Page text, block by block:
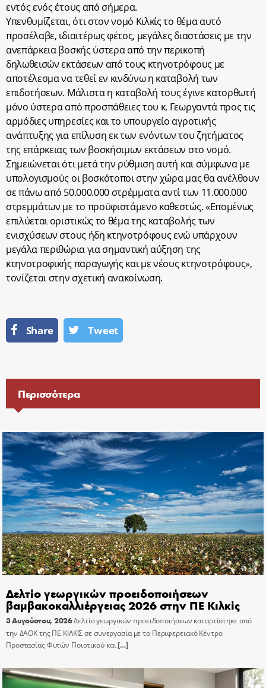
εντός ενός έτους από σήμερα.
Υπενθυμίζεται, ότι στον νομό Κιλκίς το θέμα αυτό
προσέλαβε, ιδιαιτέρως φέτος, μεγάλες διαστάσεις με την
ανεπάρκεια βοσκής ύστερα από την περικοπή
δηλωθεισών εκτάσεων από τους κτηνοτρόφους με
αποτέλεσμα να τεθεί εν κινδύνω η καταβολή των
επιδοτήσεων. Μάλιστα η καταβολή τους έγινε κατορθωτή
μόνο ύστερα από προσπάθειες του κ. Γεωργαντά προς τις
αρμόδιες υπηρεσίες και το υπουργείο αγροτικής
ανάπτυξης για επίλυση εκ των ενόντων του ζητήματος
της επάρκειας των βοσκήσιμων εκτάσεων στο νομό.
Σημειώνεται ότι μετά την ρύθμιση αυτή και σύμφωνα με
υπολογισμούς οι βοσκότοποι στην χώρα μας θα ανέλθουν
σε πάνω από 50.000.000 στρέμματα αντί των 11.000.000
στρεμμάτων με το προϋφιστάμενο καθεστώς. «Επομένως
επιλύεται οριστικώς το θέμα της καταβολής των
ενισχύσεων στους ήδη κτηνοτρόφους ενώ υπάρχουν
μεγάλα περιθώρια για σημαντική αύξηση της
κτηνοτροφικής παραγωγής και με νέους κτηνοτρόφους»,
τονίζεται στην σχετική ανακοίνωση.
Share Tweet
Περισσότερα
Δελτίο γεωργικών προειδοποιήσεων
βαμβακοκαλλιέργειας 2026 στην ΠΕ Κιλκίς
3 Αυγούστου, 2026Δελτίο γεωργικών προειδοποιήσεων καταρτίστηκε από
την ΔΑΟΚ της ΠΕ ΚΙΛΚΙΣ σε συνεργασία με το Περιφερειακό Κέντρο
Προστασίας Φυτών Ποιοτικού και[…]